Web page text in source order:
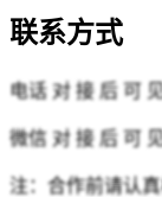
联系方式
电话 对 接 后 可
微信 对 接 后 可
注：合作前请认